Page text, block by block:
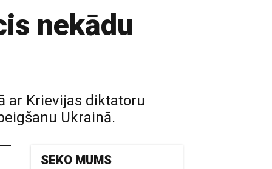
nekādu
ar Krievijas diktatoru
Ukrainā.
SEKO MUMS